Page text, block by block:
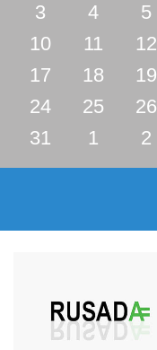
3
4 5
10
11 12
17
18 19
24
25 26
31
1 2